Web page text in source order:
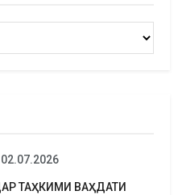
02.07.2026
ТАҲКИМИ ВАҲДАТИ